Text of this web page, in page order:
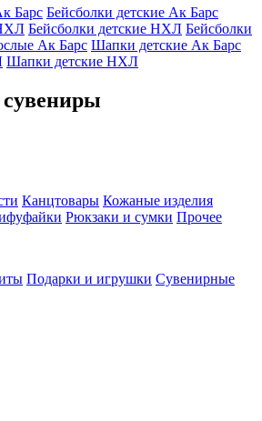
Барс Бейсболки детские Ак Барс
Бейсболки детские НХЛ Бейсболки
Ак Барс Шапки детские Ак Барс
Шапки детские НХЛ
Канцтовары Кожаные изделия
Рюкзаки и сумки Прочее
Подарки и игрушки Сувенирные